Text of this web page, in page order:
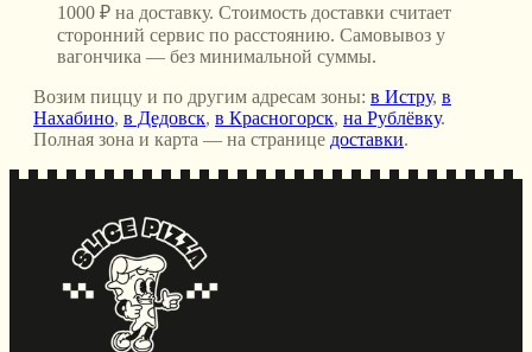
1000 ₽ на доставку. Стоимость доставки считает
сторонний сервис по расстоянию. Самовывоз у
вагончика — без минимальной суммы.
Возим пиццу и по другим адресам зоны: в Истру, в
Нахабино, в Дедовск, в Красногорск, на Рублёвку.
Полная зона и карта — на странице доставки.